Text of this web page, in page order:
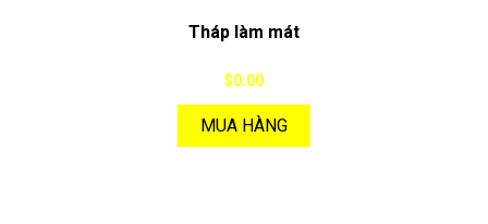
Tháp làm mát
$0.00
MUA HÀNG